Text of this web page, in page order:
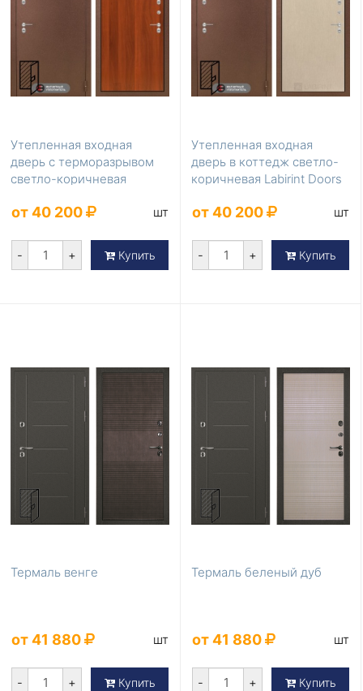
Утепленная входная
дверь с терморазрывом
светло-коричневая
от 40 200 шт
- + Купить
Утепленная входная
дверь в коттедж светло-
коричневая Labirint Doors
от 40 200 шт
- + Купить
Термаль венге
от 41 880 шт
- + Купить
Термаль беленый дуб
от 41 880 шт
- + Купить